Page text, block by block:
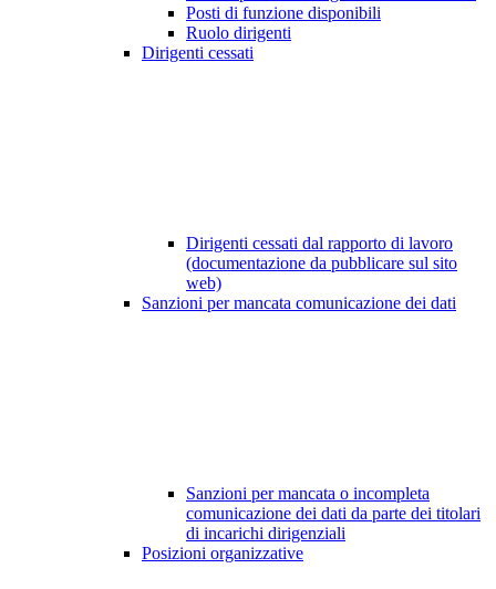
Posti di funzione disponibili
Ruolo dirigenti
Dirigenti cessati
Dirigenti cessati dal rapporto di lavoro
(documentazione da pubblicare sul sito
web)
Sanzioni per mancata comunicazione dei dati
Sanzioni per mancata o incompleta
comunicazione dei dati da parte dei titolari
di incarichi dirigenziali
Posizioni organizzative